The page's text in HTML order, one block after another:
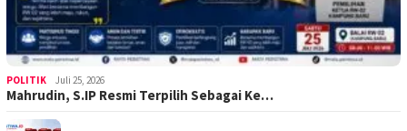
POLITIK Juli 25, 2026
Mahrudin, S.IP Resmi Terpilih Sebagai Ke…